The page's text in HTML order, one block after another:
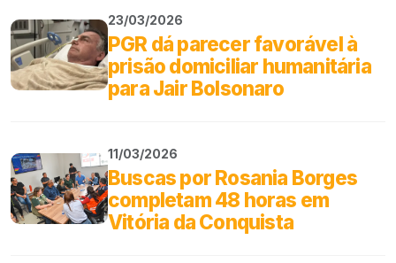
23/03/2026
PGR dá parecer favorável à
prisão domiciliar humanitária
para Jair Bolsonaro
11/03/2026
Buscas por Rosania Borges
completam 48 horas em
Vitória da Conquista